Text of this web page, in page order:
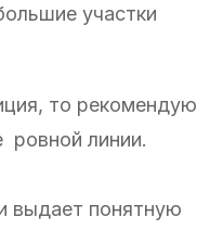
участки
то рекомендую
ровной линии.
выдает понятную